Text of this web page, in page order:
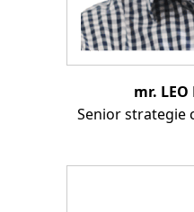
mr. LEO
Senior strategie